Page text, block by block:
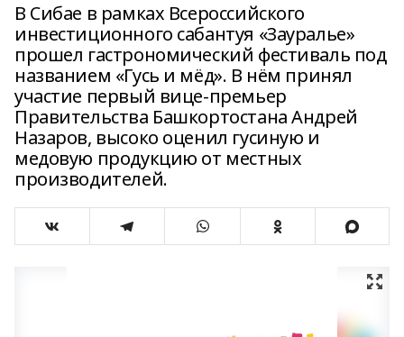
В Сибае в рамках Всероссийского
инвестиционного сабантуя «Зауралье»
прошел гастрономический фестиваль под
названием «Гусь и мёд». В нём принял
участие первый вице-премьер
Правительства Башкортостана Андрей
Назаров, высоко оценил гусиную и
медовую продукцию от местных
производителей.